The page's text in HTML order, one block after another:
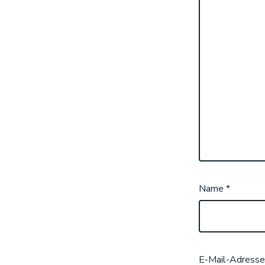
Name *
E-Mail-